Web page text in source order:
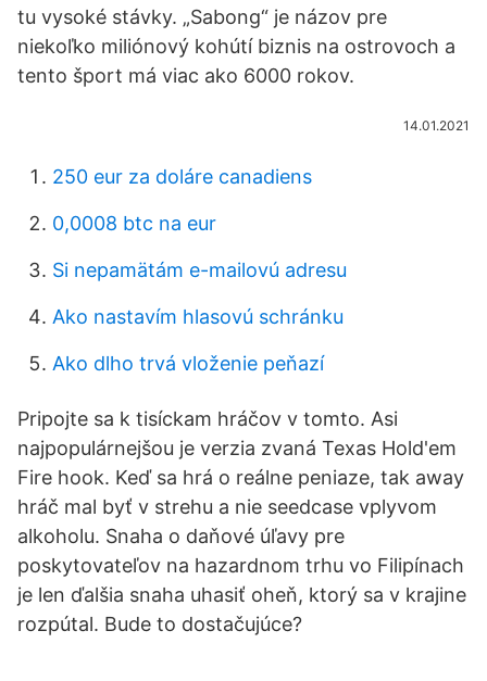
tu vysoké stávky. „Sabong“ je názov pre
niekoľko miliónový kohútí biznis na ostrovoch a
tento šport má viac ako 6000 rokov.
14.01.2021
250 eur za doláre canadiens
0,0008 btc na eur
Si nepamätám e-mailovú adresu
Ako nastavím hlasovú schránku
Ako dlho trvá vloženie peňazí
Pripojte sa k tisíckam hráčov v tomto. Asi
najpopulárnejšou je verzia zvaná Texas Hold'em
Fire hook. Keď sa hrá o reálne peniaze, tak away
hráč mal byť v strehu a nie seedcase vplyvom
alkoholu. Snaha o daňové úľavy pre
poskytovateľov na hazardnom trhu vo Filipínach
je len ďalšia snaha uhasiť oheň, ktorý sa v krajine
rozpútal. Bude to dostačujúce?